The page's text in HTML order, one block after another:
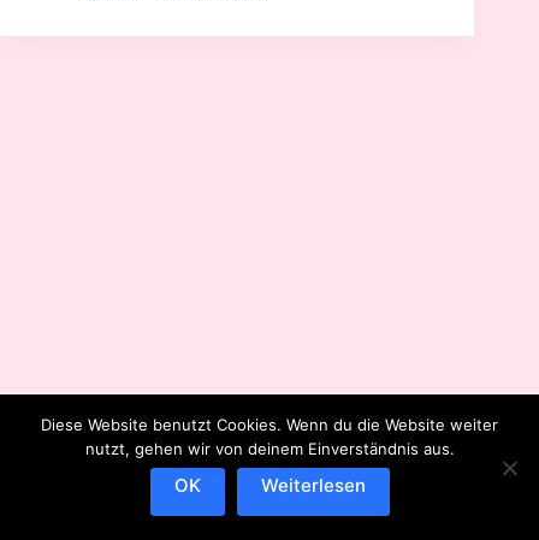
Diese Website benutzt Cookies. Wenn du die Website weiter
nutzt, gehen wir von deinem Einverständnis aus.
OK Weiterlesen